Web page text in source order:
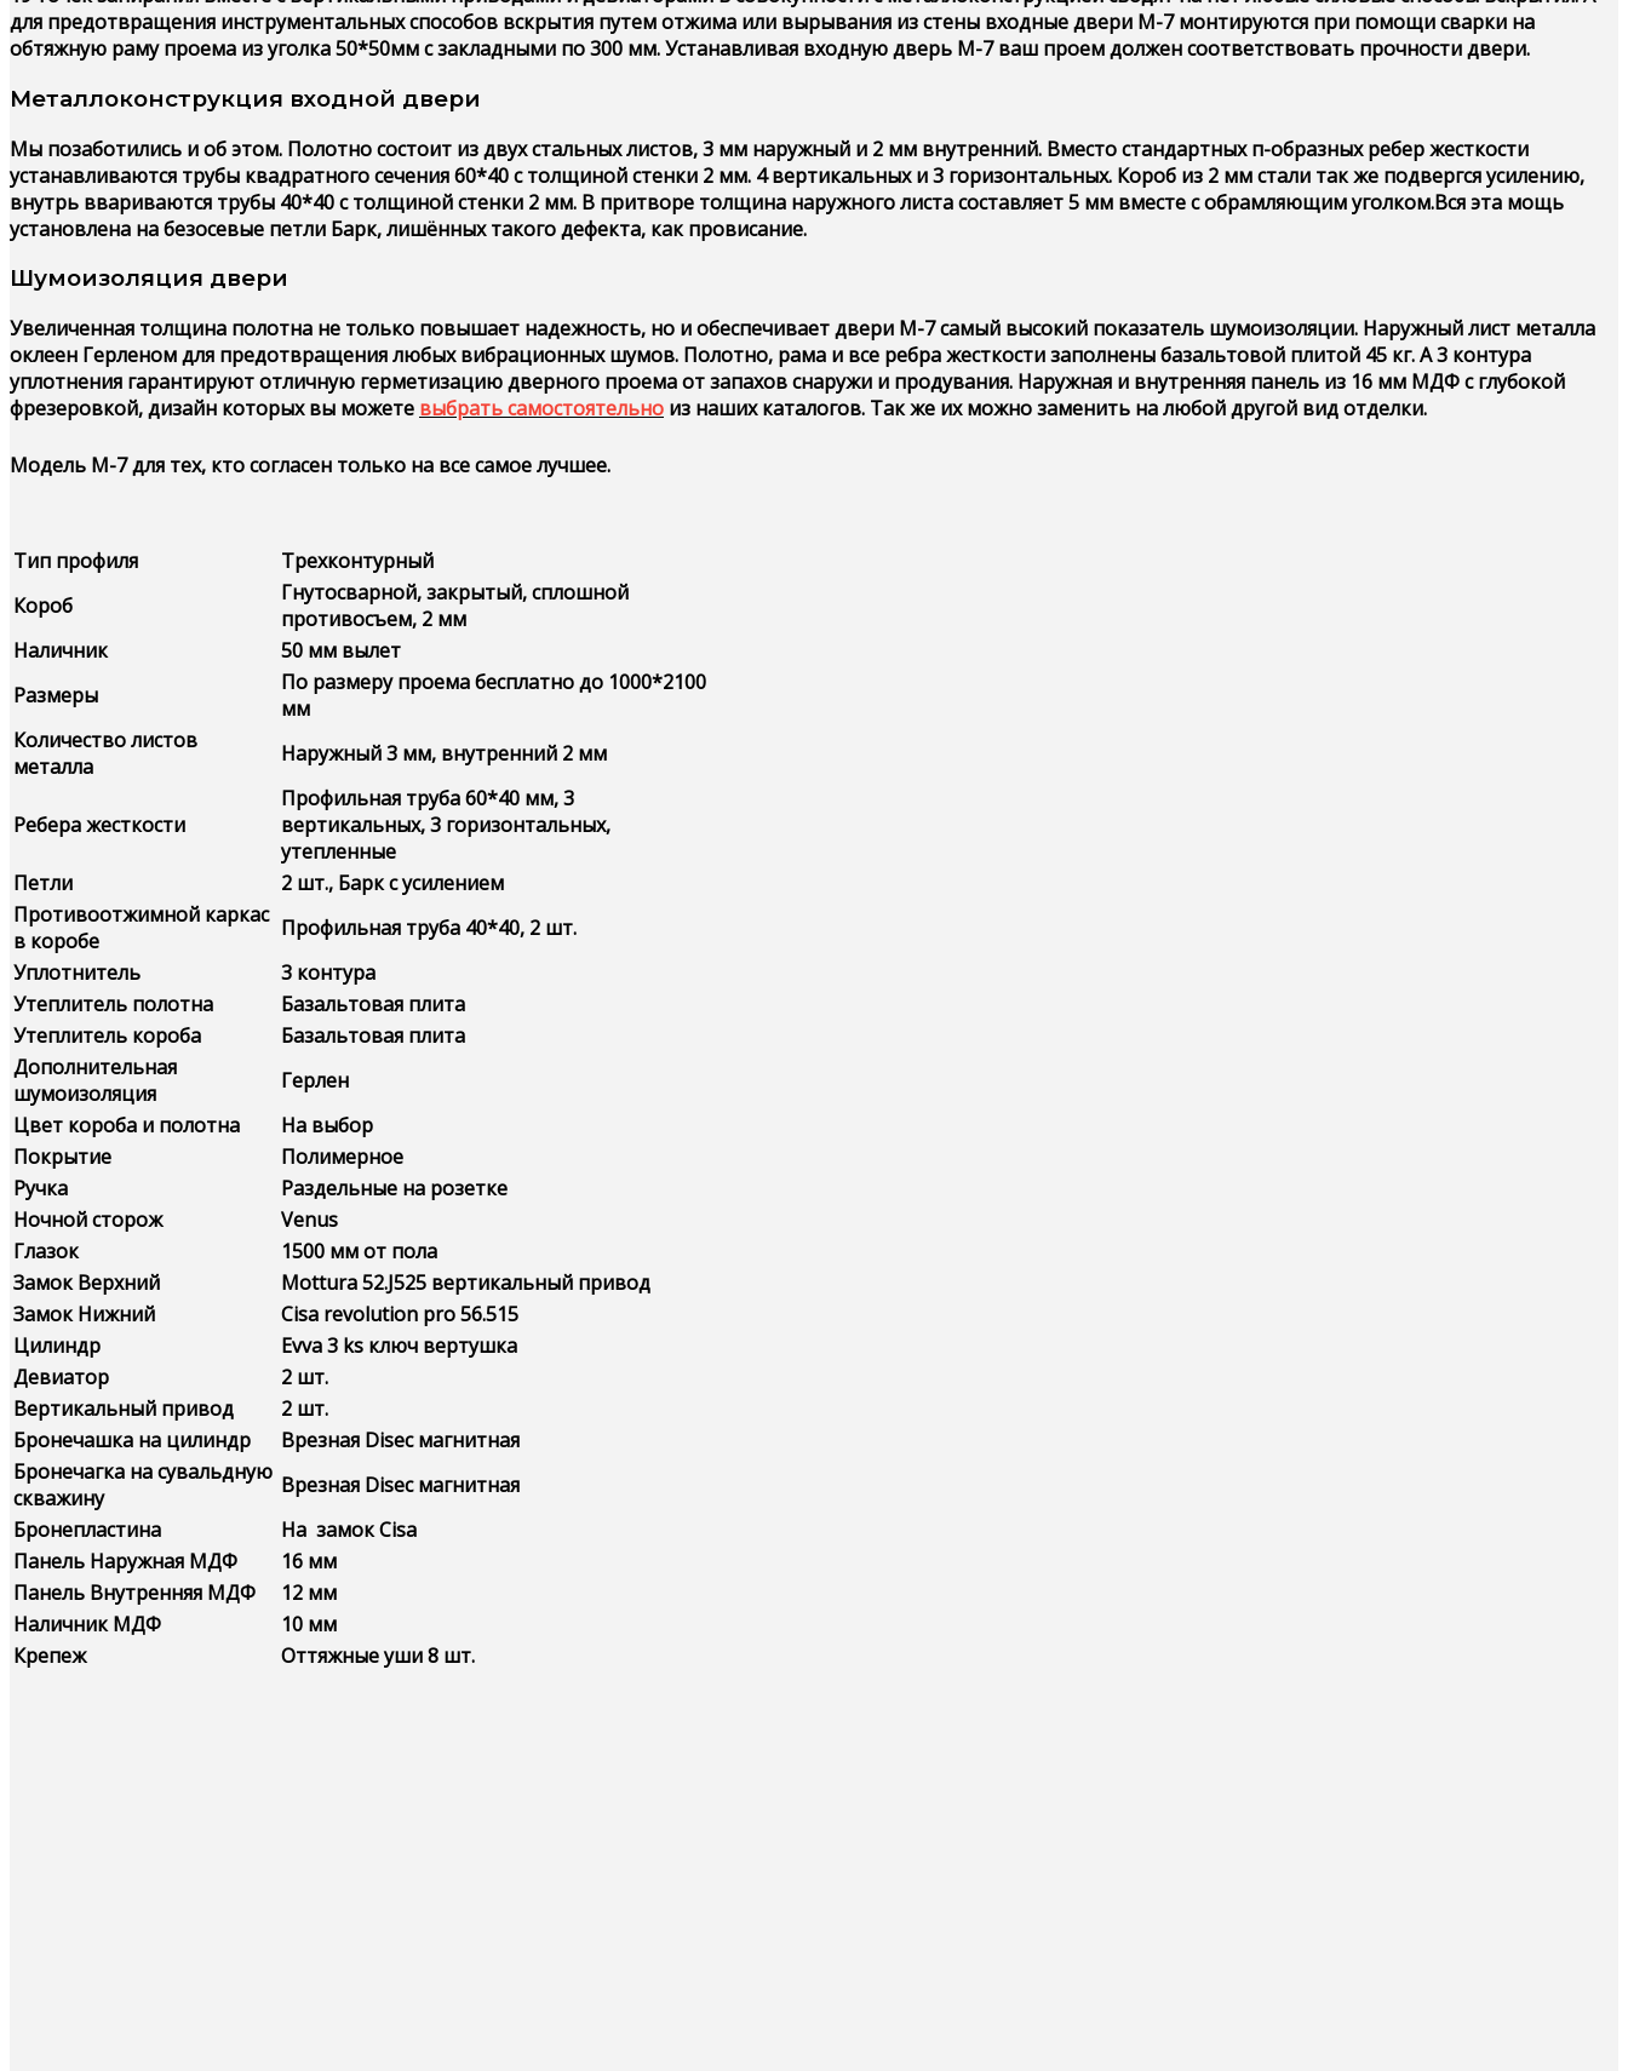
для предотвращения инструментальных способов вскрытия путем отжима или вырывания из стены входные двери М-7 монтируются при помощи сварки на
обтяжную раму проема из уголка 50*50мм с закладными по 300 мм. Устанавливая входную дверь М-7 ваш проем должен соответствовать прочности двери.
Металлоконструкция входной двери
Мы позаботились и об этом. Полотно состоит из двух стальных листов, 3 мм наружный и 2 мм внутренний. Вместо стандартных п-образных ребер жесткости
устанавливаются трубы квадратного сечения 60*40 с толщиной стенки 2 мм. 4 вертикальных и 3 горизонтальных. Короб из 2 мм стали так же подвергся усилению,
внутрь ввариваются трубы 40*40 с толщиной стенки 2 мм. В притворе толщина наружного листа составляет 5 мм вместе с обрамляющим уголком.Вся эта мощь
установлена на безосевые петли Барк, лишённых такого дефекта, как провисание.
Шумоизоляция двери
Увеличенная толщина полотна не только повышает надежность, но и обеспечивает двери М-7 самый высокий показатель шумоизоляции. Наружный лист металла
оклеен Герленом для предотвращения любых вибрационных шумов. Полотно, рама и все ребра жесткости заполнены базальтовой плитой 45 кг. А 3 контура
уплотнения гарантируют отличную герметизацию дверного проема от запахов снаружи и продувания. Наружная и внутренняя панель из 16 мм МДФ с глубокой
фрезеровкой, дизайн которых вы можете выбрать самостоятельно из наших каталогов. Так же их можно заменить на любой другой вид отделки.
Модель М-7 для тех, кто согласен только на все самое лучшее.
Тип профиля
Трехконтурный
Короб
Гнутосварной, закрытый, сплошной
противосъем, 2 мм
Наличник
50 мм вылет
Размеры
По размеру проема бесплатно до 1000*2100
мм
Количество листов
металла
Наружный 3 мм, внутренний 2 мм
Ребера жесткости
Профильная труба 60*40 мм, 3
вертикальных, 3 горизонтальных,
утепленные
Петли
2 шт., Барк с усилением
Противоотжимной каркас
в коробе
Профильная труба 40*40, 2 шт.
Уплотнитель
3 контура
Утеплитель полотна
Базальтовая плита
Утеплитель короба
Базальтовая плита
Дополнительная
шумоизоляция
Герлен
Цвет короба и полотна
На выбор
Покрытие
Полимерное
Ручка
Раздельные на розетке
Ночной сторож
Venus
Глазок
1500 мм от пола
Замок Верхний
Mottura 52.J525 вертикальный привод
Замок Нижний
Сisa revolution pro 56.515
Цилиндр
Evva 3 ks ключ вертушка
Девиатор
2 шт.
Вертикальный привод
2 шт.
Бронечашка на цилиндр
Врезная Disec магнитная
Бронечагка на сувальдную
скважину
Врезная Disec магнитная
Бронепластина
На замок Cisa
Панель Наружная МДФ
16 мм
Панель Внутренняя МДФ
12 мм
Наличник МДФ
10 мм
Крепеж
Оттяжные уши 8 шт.